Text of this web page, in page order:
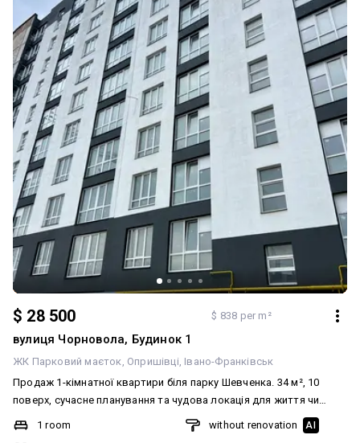
$ 28 500 $ 838 per m²
вулиця Чорновола, Будинок 1
ЖК Парковий маєток Опришівці Івано-Франківськ
Продаж 1-кімнатної квартири біля парку Шевченка. 34 м², 10
поверх, сучасне планування та чудова локація для життя чи
інвестиції. Будинок на фінальній стадії здачі — вже завершують
фасадні роботи. У квартирі вже можна розпочинати ремонтні
1 room
without renovation AI